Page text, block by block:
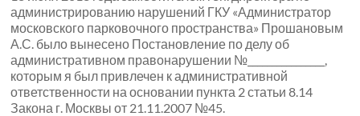
администрированию нарушений ГКУ «Администратор
московского парковочного пространства» Прошановым
А.С. было вынесено Постановление по делу об
административном правонарушении №________________,
которым я был привлечен к административной
ответственности на основании пункта 2 статьи 8.14
Закона г. Москвы от 21.11.2007 №45.